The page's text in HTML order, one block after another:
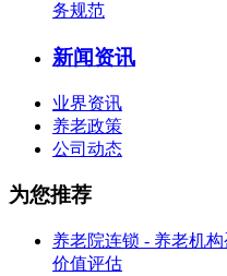
务规范
新闻资讯
业界资讯
养老政策
公司动态
为您推荐
养老院连锁 - 养老机
价值评估